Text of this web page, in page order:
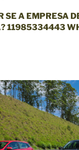
SE A EMPRESA
11985334443